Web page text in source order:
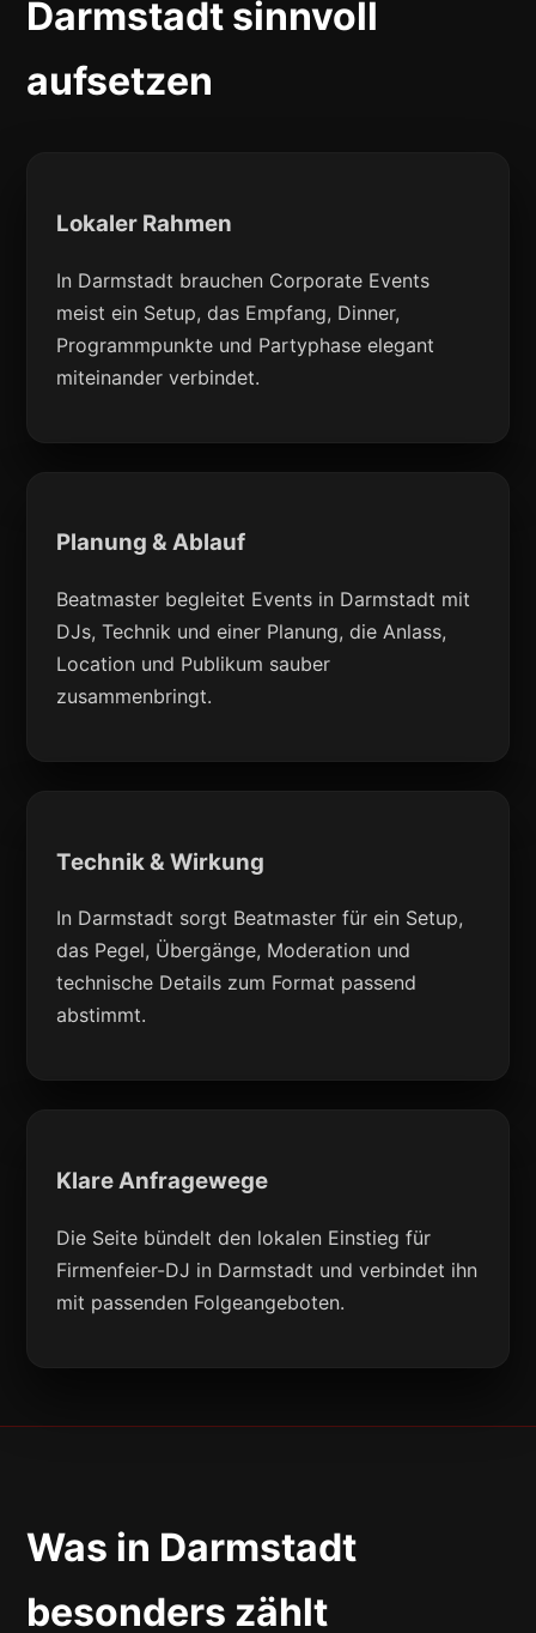
Darmstadt sinnvoll
aufsetzen
Lokaler Rahmen
In Darmstadt brauchen Corporate Events
meist ein Setup, das Empfang, Dinner,
Programmpunkte und Partyphase elegant
miteinander verbindet.
Planung & Ablauf
Beatmaster begleitet Events in Darmstadt mit
DJs, Technik und einer Planung, die Anlass,
Location und Publikum sauber
zusammenbringt.
Technik & Wirkung
In Darmstadt sorgt Beatmaster für ein Setup,
das Pegel, Übergänge, Moderation und
technische Details zum Format passend
abstimmt.
Klare Anfragewege
Die Seite bündelt den lokalen Einstieg für
Firmenfeier-DJ in Darmstadt und verbindet ihn
mit passenden Folgeangeboten.
Was in Darmstadt
besonders zählt